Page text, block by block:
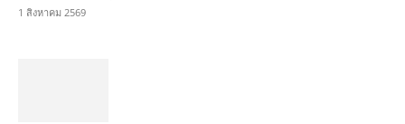
1 สิงหาคม 2569